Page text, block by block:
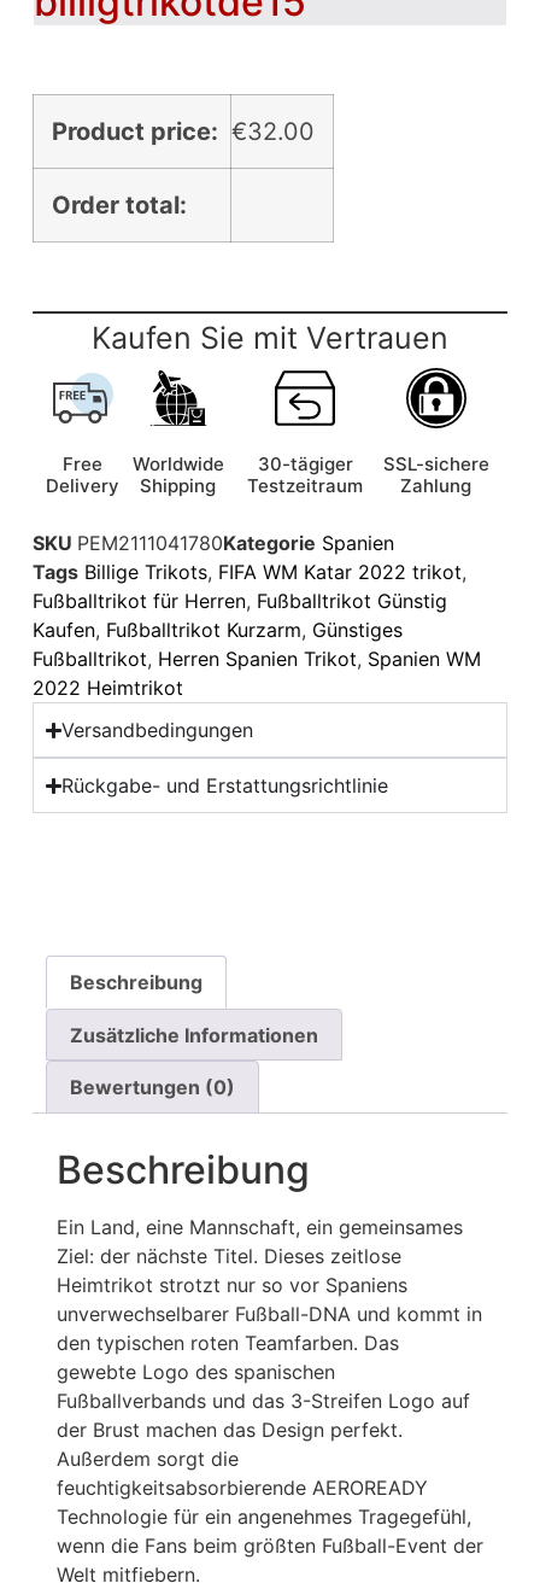
Product price: €32.00
Order total:
Kaufen Sie mit Vertrauen
Free
Delivery
Worldwide
Shipping
30-tägiger
Testzeitraum
SSL-sichere
Zahlung
SKU PEM2111041780Kategorie Spanien
Tags Billige Trikots, FIFA WM Katar 2022 trikot,
Fußballtrikot für Herren, Fußballtrikot Günstig
Kaufen, Fußballtrikot Kurzarm, Günstiges
Fußballtrikot, Herren Spanien Trikot, Spanien WM
2022 Heimtrikot
Versandbedingungen
Rückgabe- und Erstattungsrichtlinie
Beschreibung
Zusätzliche Informationen
Bewertungen (0)
Beschreibung
Ein Land, eine Mannschaft, ein gemeinsames
Ziel: der nächste Titel. Dieses zeitlose
Heimtrikot strotzt nur so vor Spaniens
unverwechselbarer Fußball-DNA und kommt in
den typischen roten Teamfarben. Das
gewebte Logo des spanischen
Fußballverbands und das 3-Streifen Logo auf
der Brust machen das Design perfekt.
Außerdem sorgt die
feuchtigkeitsabsorbierende AEROREADY
Technologie für ein angenehmes Tragegefühl,
wenn die Fans beim größten Fußball-Event der
Welt mitfiebern.